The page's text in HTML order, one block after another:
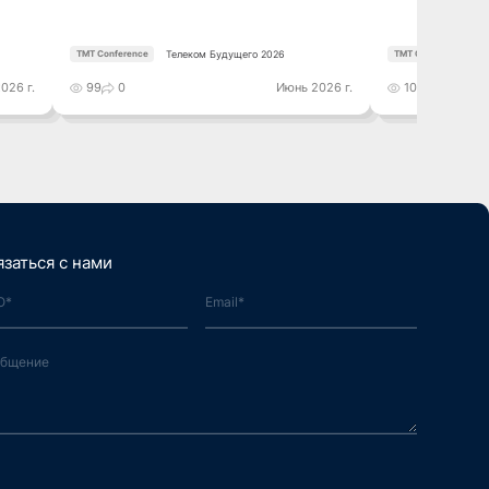
г.
TMT Conference Телеком Будущего 2026
99 0 Июнь 2026 г.
TMT Conference
105
с нами